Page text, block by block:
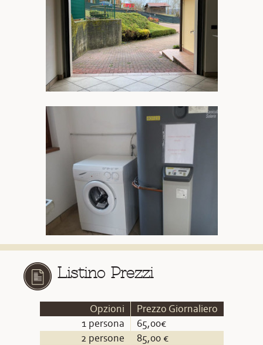
Listino Prezzi
Opzioni
Prezzo Giornaliero
1 persona
65,00€
2 persone
85,00 €